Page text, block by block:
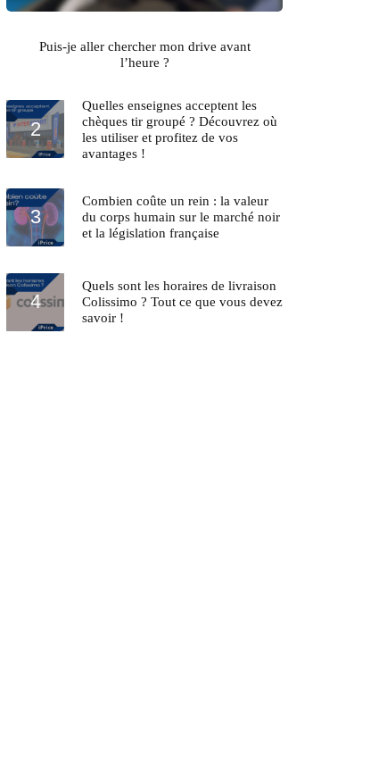
Puis-je aller chercher mon drive avant
l’heure ?
Quelles enseignes acceptent les
chèques tir groupé ? Découvrez où
les utiliser et profitez de vos
avantages !
Combien coûte un rein : la valeur
du corps humain sur le marché noir
et la législation française
Quels sont les horaires de livraison
Colissimo ? Tout ce que vous devez
savoir !